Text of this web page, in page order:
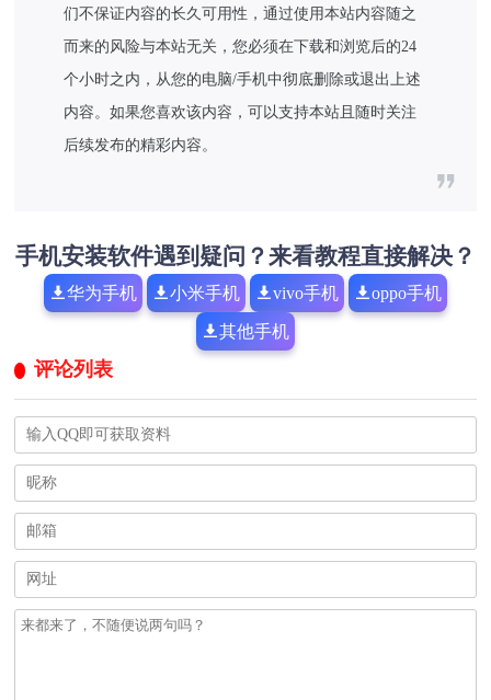
们不保证内容的长久可用性，通过使用本站内容随之
而来的风险与本站无关，您必须在下载和浏览后的24
个小时之内，从您的电脑/手机中彻底删除或退出上述
内容。如果您喜欢该内容，可以支持本站且随时关注
后续发布的精彩内容。
手机安装软件遇到疑问？来看教程直接解决？
华为手机 小米手机 vivo手机 oppo手机
其他手机
评论列表